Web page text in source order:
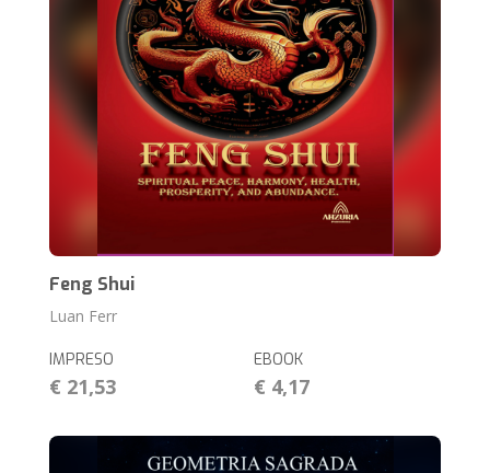
Feng Shui
Luan Ferr
IMPRESO
€ 21,53
EBOOK
€ 4,17